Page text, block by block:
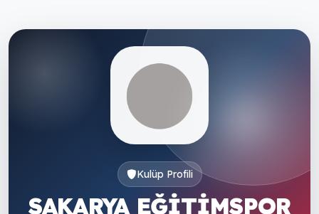
Kulüp Profili
SAKARYA EĞİTİMSPOR